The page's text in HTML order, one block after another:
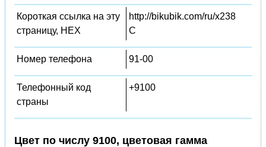
Короткая ссылка на эту
страницу, HEX
http://bikubik.com/ru/x238
C
Номер телефона 91-00
Телефонный код
страны
+9100
Цвет по числу 9100, цветовая гамма